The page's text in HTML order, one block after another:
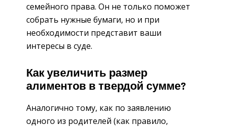
семейного права. Он не только поможет
собрать нужные бумаги, но и при
необходимости представит ваши
интересы в суде.
Как увеличить размер
алиментов в твердой сумме?
Аналогично тому, как по заявлению
одного из родителей (как правило,